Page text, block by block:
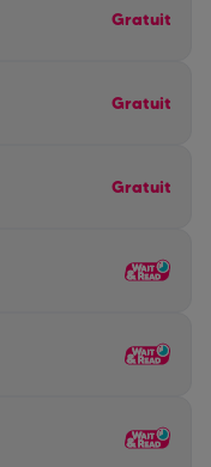
Gratuit
Gratuit
Gratuit